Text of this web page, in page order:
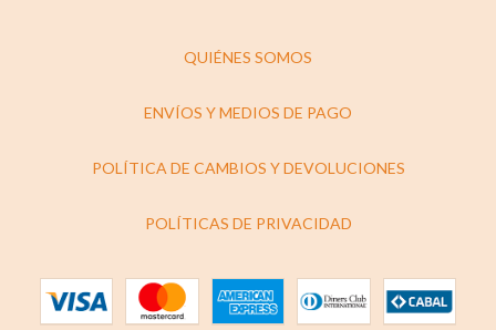
QUIÉNES SOMOS
ENVÍOS Y MEDIOS DE PAGO
POLÍTICA DE CAMBIOS Y DEVOLUCIONES
POLÍTICAS DE PRIVACIDAD